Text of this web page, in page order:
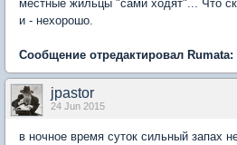
местные жильцы "сами ходят"... Что
и - нехорошо.
Сообщение отредактировал Rumata:
jpastor
24 Jun 2015
в ночное время суток сильный запах